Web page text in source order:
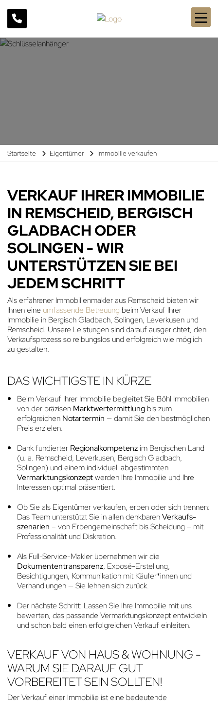
Startseite Eigentümer Immobilie verkaufen
VERKAUF IHRER IMMOBILIE
IN REMSCHEID, BERGISCH
GLADBACH ODER
SOLINGEN - WIR
UNTERSTÜTZEN SIE BEI
JEDEM SCHRITT
Als erfahrener Immobilienmakler aus Remscheid bieten wir
Ihnen eine umfassende Betreuung beim Verkauf Ihrer
Immobilie in Bergisch Gladbach, Solingen, Leverkusen und
Remscheid. Unsere Leistungen sind darauf ausgerichtet, den
Verkaufsprozess so reibungslos und erfolgreich wie möglich
zu gestalten.
DAS WICHTIGSTE IN KÜRZE
Beim Verkauf Ihrer Immobilie begleitet Sie Böhl Immobilien
von der präzisen Marktwertermittlung bis zum
erfolgreichen Notartermin — damit Sie den bestmöglichen
Preis erzielen.
Dank fundierter Regionalkompetenz im Bergischen Land
(u. a. Remscheid, Leverkusen, Bergisch Gladbach,
Solingen) und einem individuell abgestimmten
Vermarktungskonzeptwerden Ihre Immobilie und Ihre
Interessen optimal präsentiert.
Ob Sie als Eigentümer verkaufen, erben oder sich trennen:
Das Team unterstützt Sie in allen denkbarenVerkaufs­
szenarien – von Erbengemeinschaft bis Scheidung – mit
Professionalität und Diskretion.
Als Full-Service-Makler übernehmen wir die
Dokumententransparenz, Exposé-Erstellung,
Besichtigungen, Kommunikation mit Käufer*innen und
Verhandlungen — Sie lehnen sich zurück.
Der nächste Schritt: Lassen Sie Ihre Immobilie mit uns
bewerten, das passende Vermarktungs­konzept entwickeln
und schon bald einen erfolgreichen Verkauf einleiten.
VERKAUF VON HAUS & WOHNUNG -
WARUM SIE DARAUF GUT
VORBEREITET SEIN SOLLTEN!
Der Verkauf einer Immobilie ist eine bedeutende